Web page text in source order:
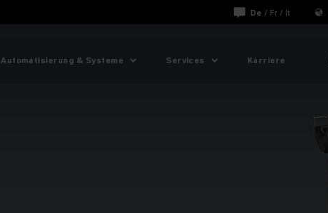
De / Fr / It
Automatisierung & Systeme Services Karriere